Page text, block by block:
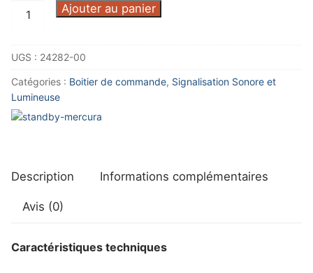
quantité
auxiliaire
2
pour
boitier
France
Ajouter au panier
UGS : 24282-00
Catégories : Boitier de commande, Signalisation Sonore et
Lumineuse
Description Informations complémentaires
Avis (0)
Caractéristiques techniques